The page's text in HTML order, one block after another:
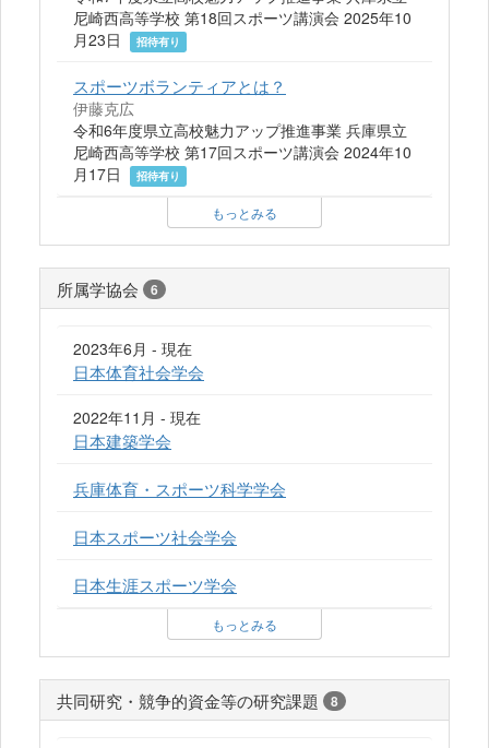
尼崎西高等学校 第18回スポーツ講演会 2025年10
月23日
招待有り
スポーツボランティアとは？
伊藤克広
令和6年度県立高校魅力アップ推進事業 兵庫県立
尼崎西高等学校 第17回スポーツ講演会 2024年10
月17日
招待有り
もっとみる
所属学協会 6
2023年6月 - 現在
日本体育社会学会
2022年11月 - 現在
日本建築学会
兵庫体育・スポーツ科学学会
日本スポーツ社会学会
日本生涯スポーツ学会
もっとみる
共同研究・競争的資金等の研究課題 8